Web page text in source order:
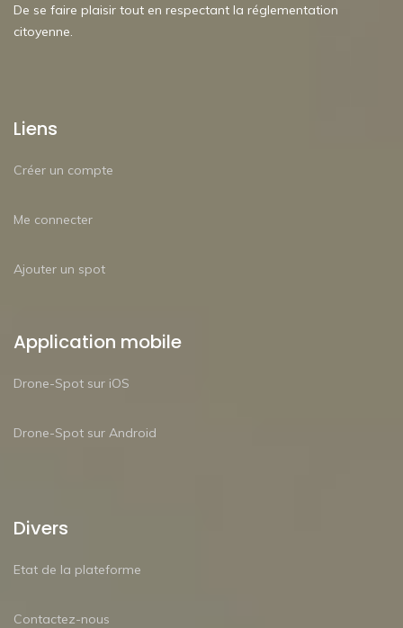
De se faire plaisir tout en respectant la réglementation
citoyenne.
Liens
Créer un compte
Me connecter
Ajouter un spot
Application mobile
Drone-Spot sur iOS
Drone-Spot sur Android
Divers
Etat de la plateforme
Contactez-nous